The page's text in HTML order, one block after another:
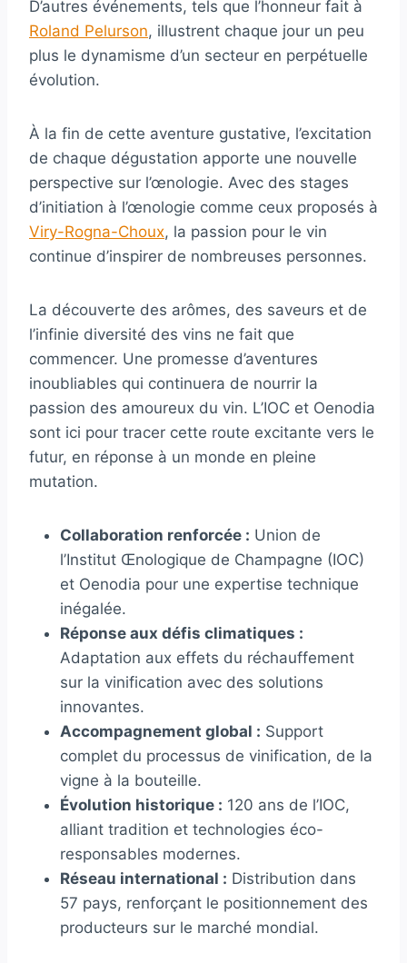
D’autres événements, tels que l’honneur fait à
Roland Pelurson, illustrent chaque jour un peu
plus le dynamisme d’un secteur en perpétuelle
évolution.
À la fin de cette aventure gustative, l’excitation
de chaque dégustation apporte une nouvelle
perspective sur l’œnologie. Avec des stages
d’initiation à l’œnologie comme ceux proposés à
Viry-Rogna-Choux, la passion pour le vin
continue d’inspirer de nombreuses personnes.
La découverte des arômes, des saveurs et de
l’infinie diversité des vins ne fait que
commencer. Une promesse d’aventures
inoubliables qui continuera de nourrir la
passion des amoureux du vin. L’IOC et Oenodia
sont ici pour tracer cette route excitante vers le
futur, en réponse à un monde en pleine
mutation.
Collaboration renforcée : Union de
l’Institut Œnologique de Champagne (IOC)
et Oenodia pour une expertise technique
inégalée.
Réponse aux défis climatiques :
Adaptation aux effets du réchauffement
sur la vinification avec des solutions
innovantes.
Accompagnement global : Support
complet du processus de vinification, de la
vigne à la bouteille.
Évolution historique : 120 ans de l’IOC,
alliant tradition et technologies éco-
responsables modernes.
Réseau international : Distribution dans
57 pays, renforçant le positionnement des
producteurs sur le marché mondial.